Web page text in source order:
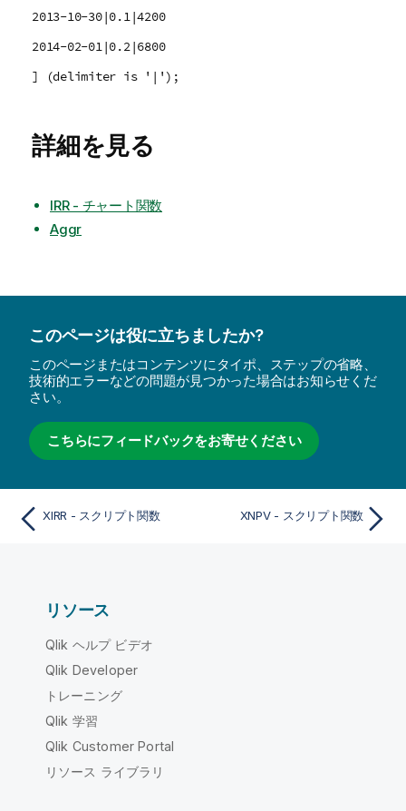
2013-10-30|0.1|4200
2014-02-01|0.2|6800
] (delimiter is '|');
詳細を見る
IRR - チャート関数
Aggr
このページは役に立ちましたか?
このページまたはコンテンツにタイポ、ステップの省略、
技術的エラーなどの問題が見つかった場合はお知らせくだ
さい。
こちらにフィードバックをお寄せください
XIRR - スクリプト関数 XNPV - スクリプト関数
リソース
Qlik ヘルプ ビデオ
Qlik Developer
トレーニング
Qlik 学習
Qlik Customer Portal
リソース ライブラリ